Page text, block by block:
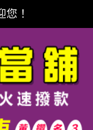
您！